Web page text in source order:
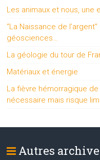
Les animaux et nous, une
“La Naissance de
géosciences…
La géologie du tour de
Matériaux et énergie
La fièvre hémorragique
nécessaire mais risque
Autres